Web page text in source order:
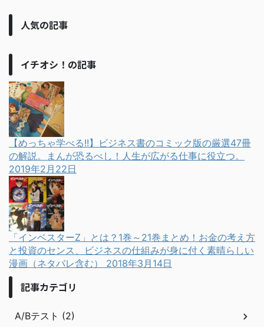
人気の記事
イチオシ！の記事
【めっちゃ学べる!!】ビジネス書のコミック版の厳選47冊
の解説。まんが恐るべし！人生が広がる仕事に役立つ。
2019年2月22日
「インベスターZ」とは？1巻～21巻まとめ！お金の考え方
と投資のセンス、ビジネスの仕組みが身に付く素晴らしい
漫画（ネタバレ含む） 2018年3月14日
記事カテゴリ
A/Bテスト (2)